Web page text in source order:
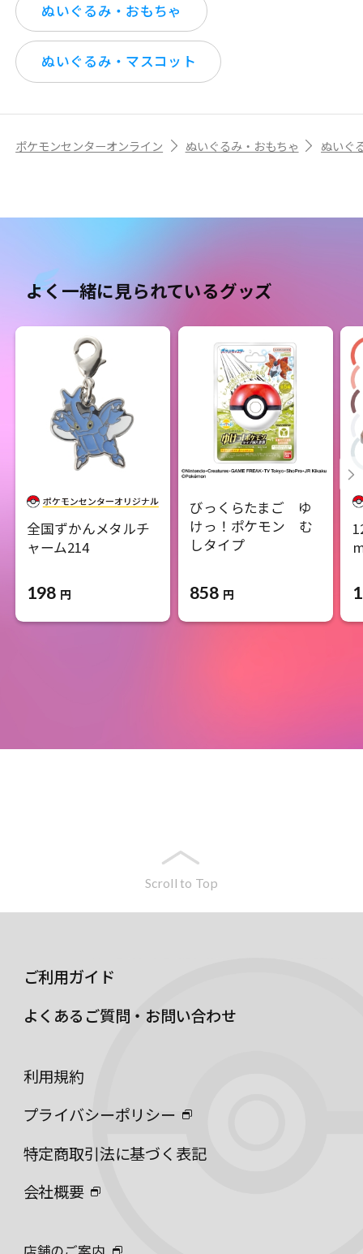
ぬいぐるみ・おもちゃ
ぬいぐるみ・マスコット
ポケモンセンターオンライン ぬいぐるみ・おもちゃ ぬいぐ
よく一緒に見られているグッズ
全国ずかんメタルチ
ャーム214
198 円
びっくらたまご ゆ
けっ！ポケモン む
しタイプ
858 円
Scroll to Top
ご利用ガイド
よくあるご質問・お問い合わせ
利用規約
プライバシーポリシー
特定商取引法に基づく表記
会社概要